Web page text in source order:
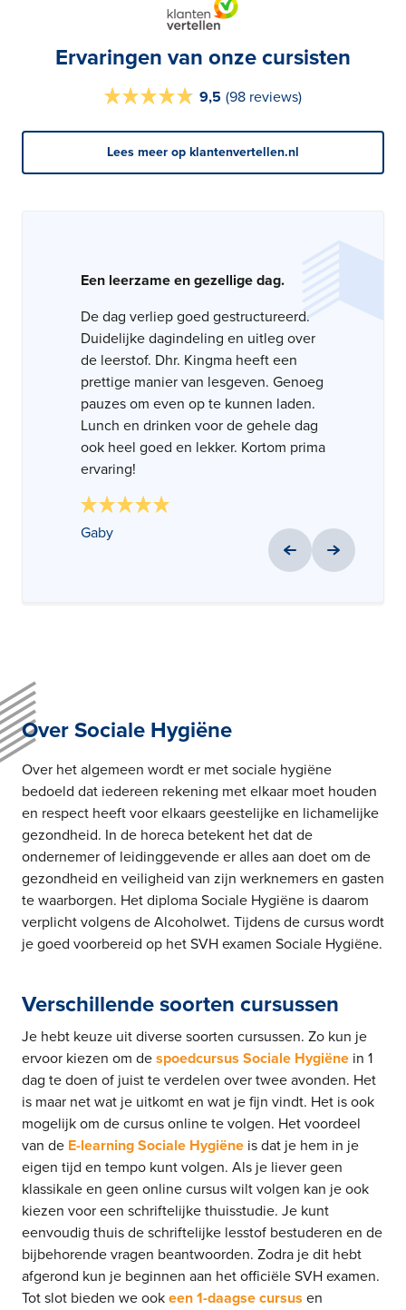
Ervaringen van onze cursisten
9,5 (98 reviews)
Lees meer op klantenvertellen.nl
Zeer leerzame dag met onwijs
Alle stof werd erg duidelijk uitgelegd
en op een leuke manier verteld.
Verder was de dag erg goed geregeld
en verzorgd.
Carly
Een leerzame en gezellige dag.
De dag verliep goed gestructureerd.
Duidelijke dagindeling en uitleg over
de leerstof. Dhr. Kingma heeft een
prettige manier van lesgeven. Genoeg
pauzes om even op te kunnen laden.
Lunch en drinken voor de gehele dag
ook heel goed en lekker. Kortom prima
ervaring!
Gaby
Prima dag
Om het papiertje sociale hygiëne te
halen raad ik mensen wel aan om naar
de cursus van 1 dag te gaan. Meneer
die les geeft weet waar hij over praat
en is kundig.
Nick Arends
Over Sociale Hygiëne
Over het algemeen wordt er met sociale hygiëne
bedoeld dat iedereen rekening met elkaar moet houden
en respect heeft voor elkaars geestelijke en lichamelijke
gezondheid. In de horeca betekent het dat de
ondernemer of leidinggevende er alles aan doet om de
gezondheid en veiligheid van zijn werknemers en gasten
te waarborgen. Het diploma Sociale Hygiëne is daarom
verplicht volgens de Alcoholwet. Tijdens de cursus wordt
je goed voorbereid op het SVH examen Sociale Hygiëne.
Verschillende soorten cursussen
Je hebt keuze uit diverse soorten cursussen. Zo kun je
ervoor kiezen om de spoedcursus Sociale Hygiëne in 1
dag te doen of juist te verdelen over twee avonden. Het
is maar net wat je uitkomt en wat je fijn vindt. Het is ook
mogelijk om de cursus online te volgen. Het voordeel
van de E-learning Sociale Hygiëne is dat je hem in je
eigen tijd en tempo kunt volgen. Als je liever geen
klassikale en geen online cursus wilt volgen kan je ook
kiezen voor een schriftelijke thuisstudie. Je kunt
eenvoudig thuis de schriftelijke lesstof bestuderen en de
bijbehorende vragen beantwoorden. Zodra je dit hebt
afgerond kun je beginnen aan het officiële SVH examen.
Tot slot bieden we ook een 1-daagse cursus en